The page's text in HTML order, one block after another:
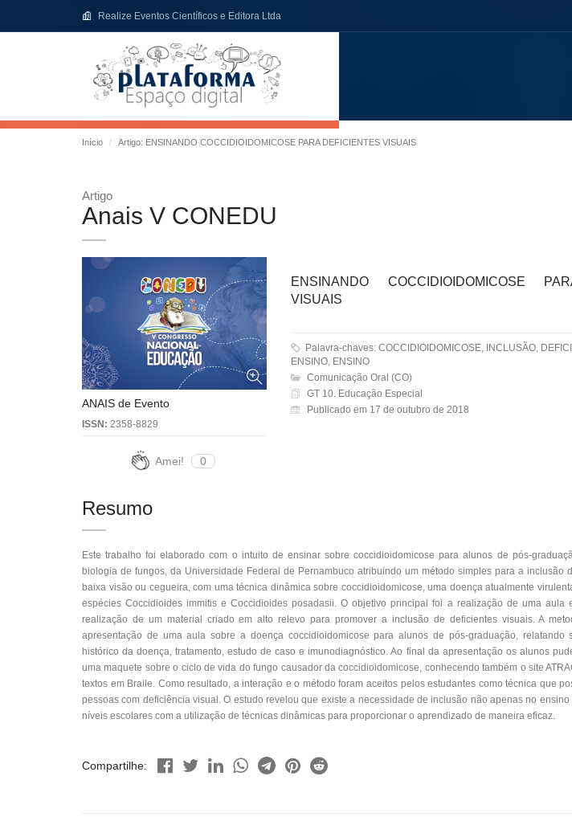
Realize Eventos Científicos e Editora Ltda
Início Artigo: ENSINANDO COCCIDIOIDOMICOSE PARA DEFICIENTES VISUAIS
Artigo
Anais V CONEDU
ANAIS de Evento
ISSN: 2358-8829
Amei! 0
ENSINANDO COCCIDIOIDOMICOSE
VISUAIS
Palavra-chaves: COCCIDIOIDOMICOSE, INCLUSÃO,
ENSINO, ENSINO
Comunicação Oral (CO)
GT 10. Educação Especial
Publicado em 17 de outubro de 2018
Resumo
Este trabalho foi elaborado com o intuito de ensinar sobre coccidioidomicose para alunos de pós-
biologia de fungos, da Universidade Federal de Pernambuco atribuindo um método simples para a inclusão
baixa visão ou cegueira, com uma técnica dinâmica sobre coccidioidomicose, uma doença atualmente
espécies Coccidioides immitis e Coccidioides posadasii. O objetivo principal foi a realização de uma aula
realização de um material criado em alto relevo para promover a inclusão de deficientes visuais. A
apresentação de uma aula sobre a doença coccidioidomicose para alunos de pós-graduação, relatando
histórico da doença, tratamento, estudo de caso e imunodiagnóstico. Ao final da apresentação os alunos
uma maquete sobre o ciclo de vida do fungo causador da coccidioidomicose, conhecendo também o site
textos em Braile. Como resultado, a interação e o método foram aceitos pelos estudantes como técnica que
pessoas com deficiência visual. O estudo revelou que existe a necessidade de inclusão não apenas no
níveis escolares com a utilização de técnicas dinâmicas para proporcionar o aprendizado de maneira eficaz.
Compartilhe: